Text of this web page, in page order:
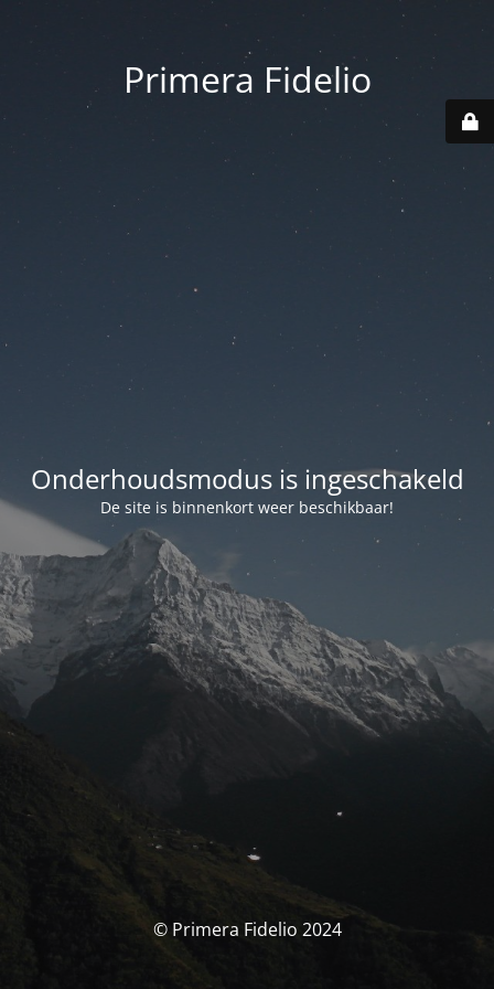
Primera Fidelio
Onderhoudsmodus is ingeschakeld
De site is binnenkort weer beschikbaar!
© Primera Fidelio 2024